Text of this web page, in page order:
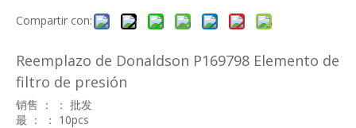
Compartir con:
Reemplazo de Donaldson P169798 Elemento de
filtro de presión
销售 ： ： 批发
最 ： ： 10pcs